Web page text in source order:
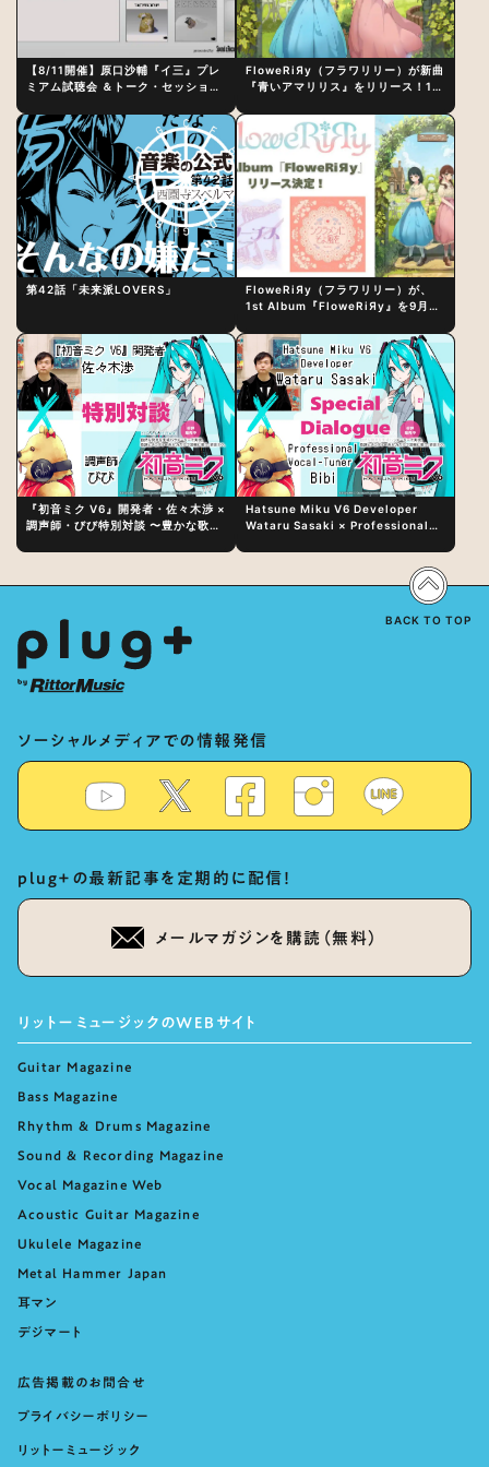
【8/11開催】原口沙輔『イ三』プレ
ミアム試聴会 ＆トーク・セッション
制作秘話
FloweRiЯy（フラワリリー）が新曲
『青いアマリリス』をリリース！1st
第42話「未来派LOVERS」
FloweRiЯy（フラワリリー）が、
1st Album『FloweRiЯy』を9月23
『初音ミク V6』開発者・佐々木渉 ×
調声師・びび特別対談 〜豊かな歌声
Hatsune Miku V6 Developer
Wataru Sasaki × Professional
Vocal Expression Lies in “Love
for the singing characters” and
ソーシャルメディアでの情報発信
plug+の最新記事を定期的に配信！
メールマガジンを購読（無料）
リットーミュージックのWEBサイト
Guitar Magazine
Bass Magazine
Rhythm & Drums Magazine
Sound & Recording Magazine
Vocal Magazine Web
Acoustic Guitar Magazine
Ukulele Magazine
Metal Hammer Japan
耳マン
デジマート
広告掲載のお問合せ
プライバシーポリシー
リットーミュージック
BACK TO TOP